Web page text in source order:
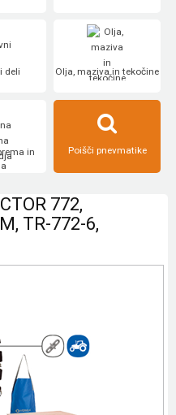
deli Olja, maziva in tekočine
in
Poišči pnevmatike
772,
TR-772-6,